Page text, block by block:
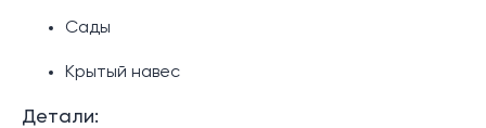
Сады
Крытый навес
Детали: